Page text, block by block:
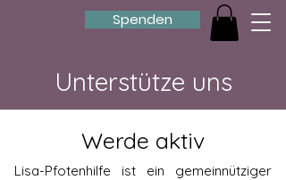
Spenden
Unterstütze uns
Werde aktiv
Lisa-Pfotenhilfe ist ein gemeinnütziger